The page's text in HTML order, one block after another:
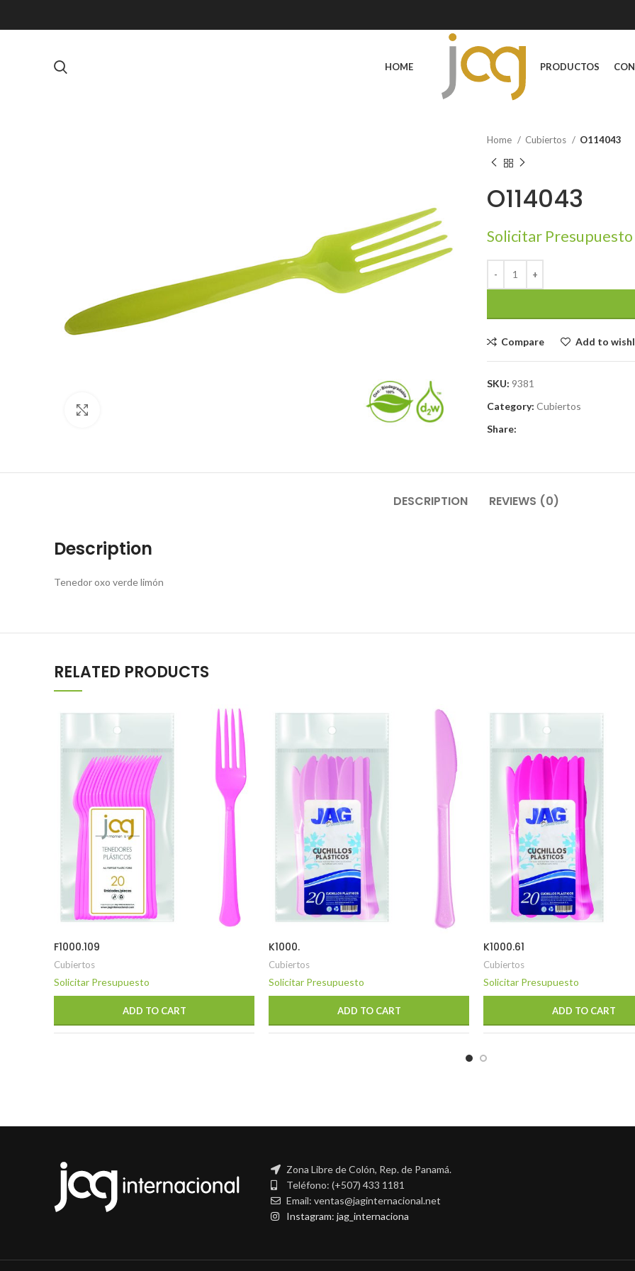
HOME PRODUCTOS
Home Cubiertos O114043
O114043
Solicitar Presupuesto
Compare Add to
SKU: 9381
Category: Cubiertos
Share:
DESCRIPTION REVIEWS (0)
Description
Tenedor oxo verde limón
RELATED PRODUCTS
F1000.109
Cubiertos
Solicitar Presupuesto
ADD TO CART
K1000.
Cubiertos
Solicitar Presupuesto
ADD TO CART
K1000.61
Cubiertos
Solicitar Presupuesto
ADD TO CART
Zona Libre de Colón, Rep. de Panamá.
Teléfono: (+507) 433 1181
Email: ventas@jaginternacional.net
Instagram: jag_internaciona